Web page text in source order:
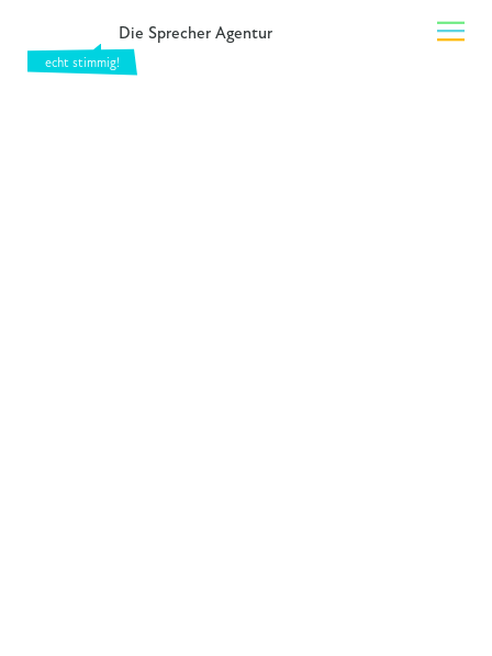
Die Sprecher Agentur